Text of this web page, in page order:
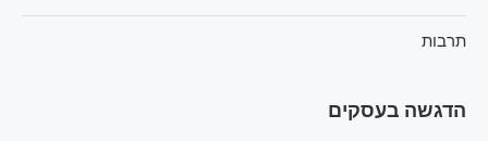
תרבות
הדגשה בעסקים